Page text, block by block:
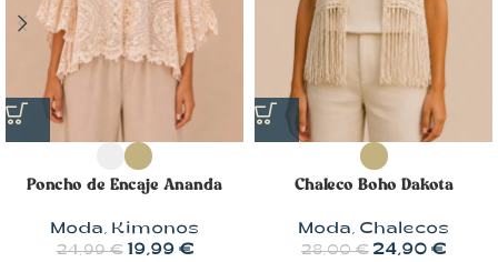
Poncho de Encaje Ananda
Moda, Kimonos
24,99€ 19,99 €
Chaleco Boho Dakota
Moda, Chalecos
28,00€ 24,90 €